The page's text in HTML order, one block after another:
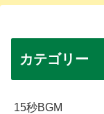
カテゴリー
15秒BGM